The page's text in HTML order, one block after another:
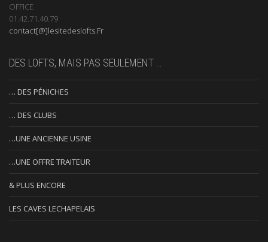
OFFICE
01.42.71.40.79
contact[@]lesitedeslofts.Fr
DES LOFTS, MAIS PAS SEULEMENT …
… DES PÉNICHES
… DES CLUBS
…UNE ANCIENNE USINE
…UNE OFFRE TRAITEUR
& PLUS ENCORE
LES CAVES LECHAPELAIS